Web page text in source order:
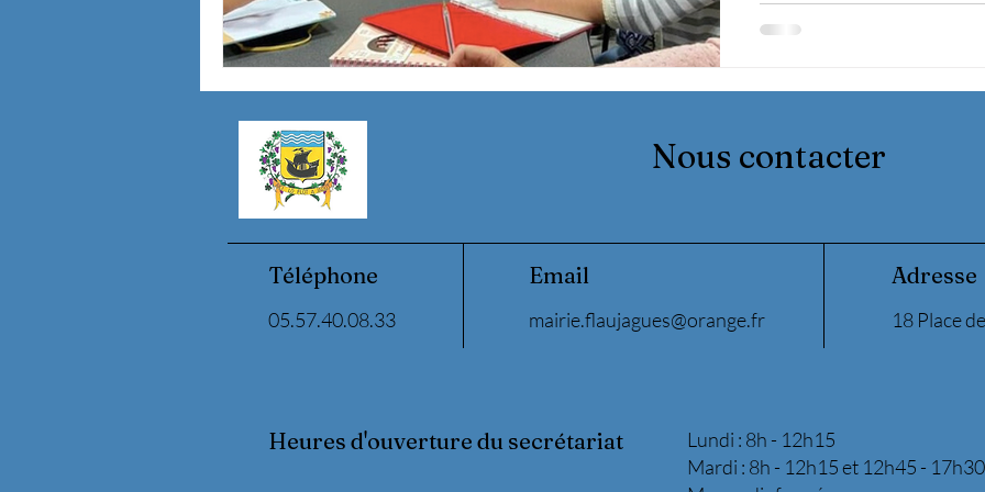
Nous contacter
Téléphone Email Adresse
05.57.40.08.33 mairie.flaujagues@orange.fr 18 Place
Heures d'ouverture du secrétariat
Lundi : 8h - 12h15
Mardi : 8h - 12h15 et 12h45 - 17h30